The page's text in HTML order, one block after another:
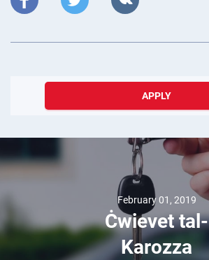
APPLY
February 01, 2019
Ċwievet tal-
Karozza